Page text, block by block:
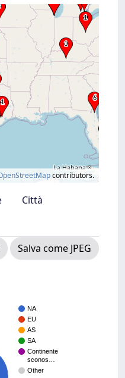
contributors.
Città
Salva come JPEG
NA
EU
AS
SA
Continente
sconos…
Other